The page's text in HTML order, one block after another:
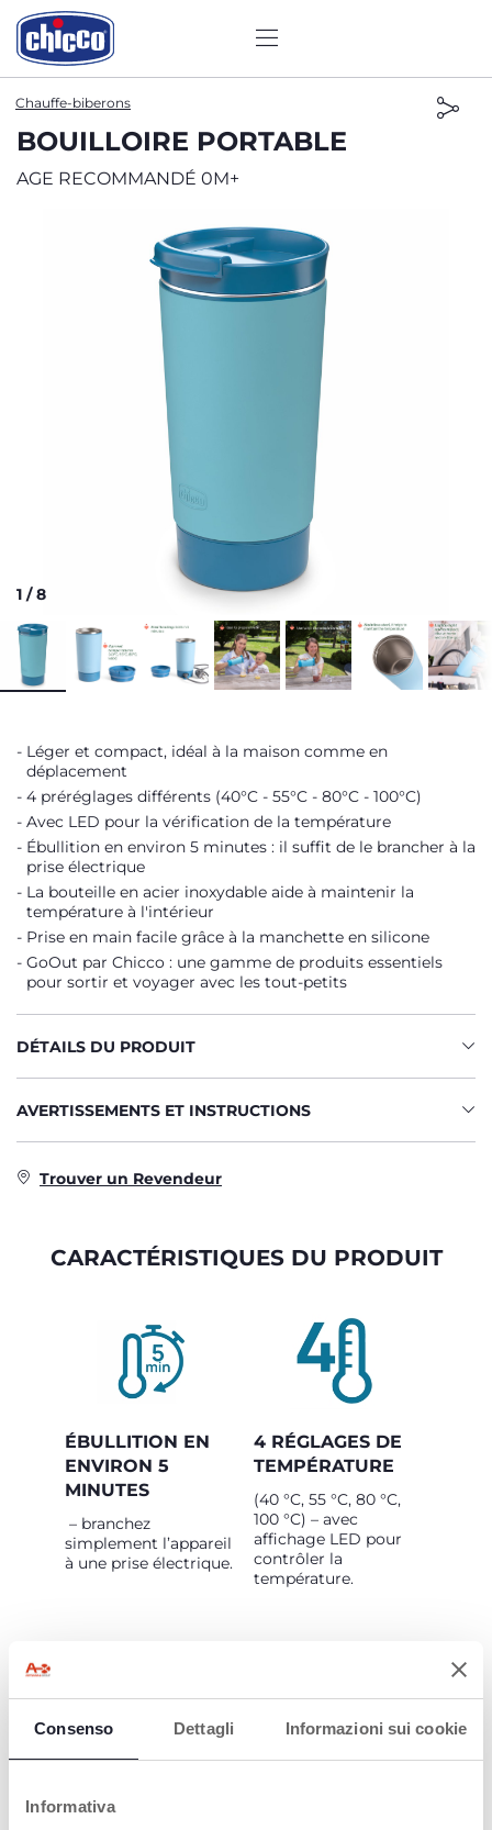
Consenso Dettagli Informazioni sui cookie
Informativa
Chauffe-biberons
BOUILLOIRE PORTABLE
AGE RECOMMANDÉ 0M+
1 /8
Léger et compact, idéal à la maison comme en
déplacement
4 préréglages différents (40°C - 55°C - 80°C - 100°C)
Avec LED pour la vérification de la température
Ébullition en environ 5 minutes : il suffit de le brancher à la
prise électrique
La bouteille en acier inoxydable aide à maintenir la
température à l'intérieur
Prise en main facile grâce à la manchette en silicone
GoOut par Chicco : une gamme de produits essentiels
pour sortir et voyager avec les tout-petits
DÉTAILS DU PRODUIT
AVERTISSEMENTS ET INSTRUCTIONS
Trouver un Revendeur
CARACTÉRISTIQUES DU PRODUIT
ÉBULLITION EN
ENVIRON 5
MINUTES
– branchez
simplement l’appareil
à une prise électrique.
4 RÉGLAGES DE
TEMPÉRATURE
(40 °C, 55 °C, 80 °C,
100 °C) – avec
affichage LED pour
contrôler la
température.
Les essentiels pour les